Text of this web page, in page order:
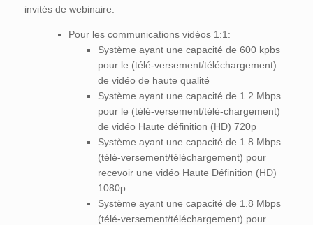
invités de webinaire:
Pour les communications vidéos 1:1:
Système ayant une capacité de 600 kpbs
pour le (télé-versement/téléchargement)
de vidéo de haute qualité
Système ayant une capacité de 1.2 Mbps
pour le (télé-versement/télé-chargement)
de vidéo Haute définition (HD) 720p
Système ayant une capacité de 1.8 Mbps
(télé-versement/téléchargement) pour
recevoir une vidéo Haute Définition (HD)
1080p
Système ayant une capacité de 1.8 Mbps
(télé-versement/téléchargement) pour